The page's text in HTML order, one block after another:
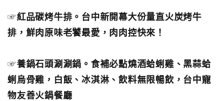
☞紅品碳烤牛排。台中新開幕大份量直火炭烤牛
排，鮮肉原味老饕最愛，肉肉控快來！
☞養鍋石頭涮涮鍋。食補必點燒酒蛤蜊雞、黑蒜蛤
蜊烏骨雞，白飯、冰淇淋、飲料無限暢飲，台中寵
物友善火鍋餐廳